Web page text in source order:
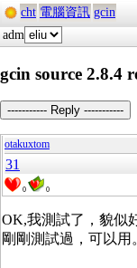
cht 電腦資訊 gcin
adm
gcin source 2.8.4
----------- Reply -----------
otakuxtom
31
0 0
OK,我測試了，貌似
剛剛測試過，可以用